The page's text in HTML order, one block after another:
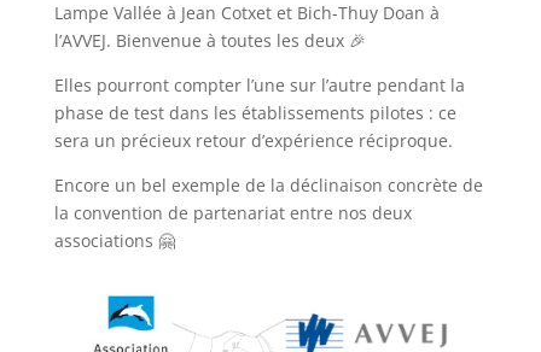
Lampe Vallée à Jean Cotxet et Bich-Thuy Doan à
l’AVVEJ. Bienvenue à toutes les deux 🎉
Elles pourront compter l’une sur l’autre pendant la
phase de test dans les établissements pilotes : ce
sera un précieux retour d’expérience réciproque.
Encore un bel exemple de la déclinaison concrète de
la convention de partenariat entre nos deux
associations 🤗